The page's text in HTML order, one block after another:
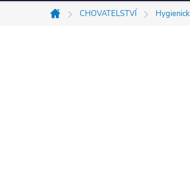
Domů
CHOVATELSTVÍ